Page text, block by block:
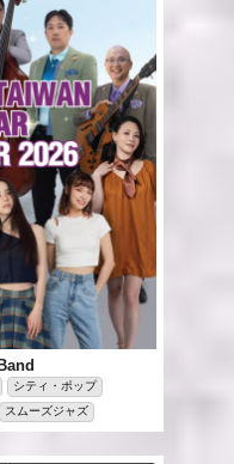
シティ・ポップ
スムーズジャズ